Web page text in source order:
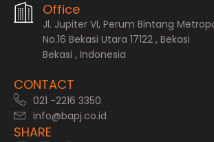
Office
Jl. Jupiter VI, Perum Bintang
No.16 Bekasi Utara 17122 , Bekasi
Bekasi , Indonesia
CONTACT
021 -2216 3350
info@bapj.co.id
SHARE